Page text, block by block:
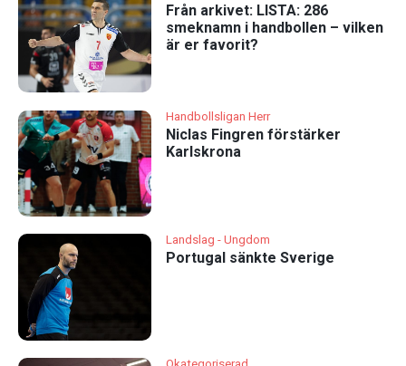
Från arkivet: LISTA: 286
smeknamn i handbollen – vilken
är er favorit?
Handbollsligan Herr
Niclas Fingren förstärker
Karlskrona
Landslag - Ungdom
Portugal sänkte Sverige